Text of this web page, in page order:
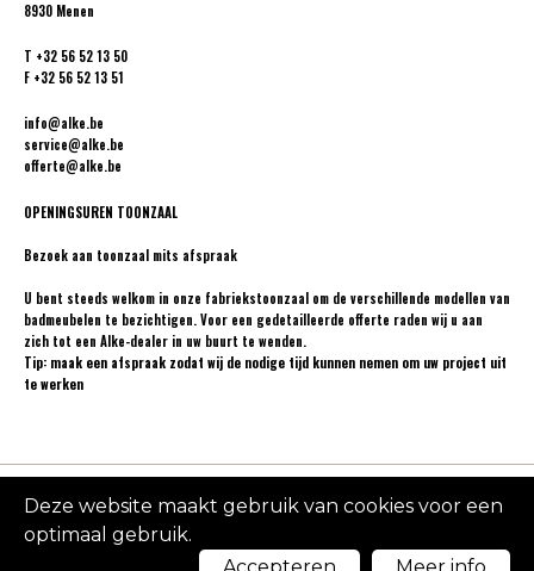
Deze website maakt gebruik van cookies voor een
optimaal gebruik.
8930 Menen
T +32 56 52 13 50
F +32 56 52 13 51
info@alke.be
service@alke.be
offerte@alke.be
OPENINGSUREN TOONZAAL
Bezoek aan toonzaal mits afspraak
U bent steeds welkom in onze fabriekstoonzaal om de verschillende modellen van
badmeubelen te bezichtigen. Voor een gedetailleerde offerte raden wij u aan
zich tot een Alke-dealer in uw buurt te wenden.
Tip: maak een afspraak zodat wij de nodige tijd kunnen nemen om uw project uit
te werken
2026 Alke
Cookie policy
Made